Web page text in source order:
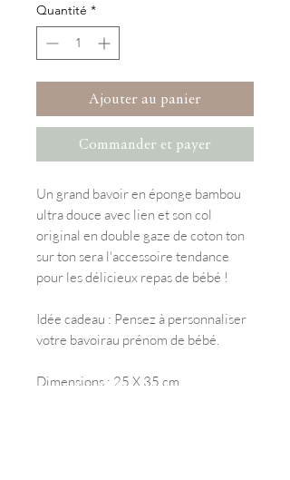
Quantité *
Ajouter au panier
Commander et payer
Un grand bavoir en éponge bambou
ultra douce avec lien et son col
original en double gaze de coton ton
sur ton sera l'accessoire tendance
pour les délicieux repas de bébé !
Idée cadeau : Pensez à personnaliser
votre bavoir au prénom de bébé.
Dimensions : 25 X 35 cm